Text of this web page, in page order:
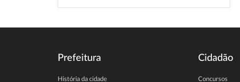
Prefeitura
História da cidade
Cidadão
Concursos